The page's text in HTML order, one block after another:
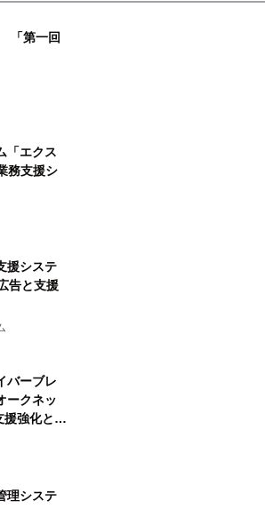
「第一回
「エクス
務支援シ
援システ
告と支援
バーブレ
ークネッ
援強化と更
理システ